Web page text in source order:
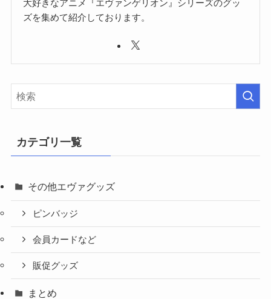
大好きなアニメ『エヴァンゲリオン』シリーズのグッ
ズを集めて紹介しております。
カテゴリ一覧
その他エヴァグッズ
ピンバッジ
会員カードなど
販促グッズ
まとめ